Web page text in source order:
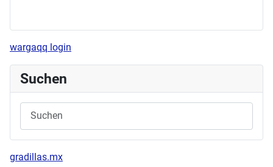
wargaqq login
Suchen
gradillas.mx